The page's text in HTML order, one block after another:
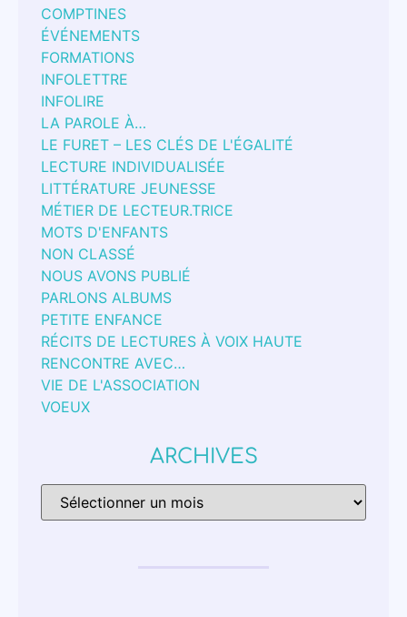
COMPTINES
ÉVÉNEMENTS
FORMATIONS
INFOLETTRE
INFOLIRE
LA PAROLE À…
LE FURET – LES CLÉS DE L'ÉGALITÉ
LECTURE INDIVIDUALISÉE
LITTÉRATURE JEUNESSE
MÉTIER DE LECTEUR.TRICE
MOTS D'ENFANTS
NON CLASSÉ
NOUS AVONS PUBLIÉ
PARLONS ALBUMS
PETITE ENFANCE
RÉCITS DE LECTURES À VOIX HAUTE
RENCONTRE AVEC…
VIE DE L'ASSOCIATION
VOEUX
ARCHIVES